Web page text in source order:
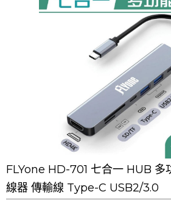
FLYone HD-701 七合一 HUB 多
線器 傳輸線 Type-C USB2/3.0